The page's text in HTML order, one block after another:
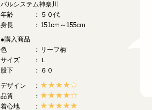
パルシステム神奈川
年齢
５０代
身長
151cm～155cm
●購入商品
色
リーフ柄
サイズ
Ｌ
股下
６０
デザイン
品質
着心地